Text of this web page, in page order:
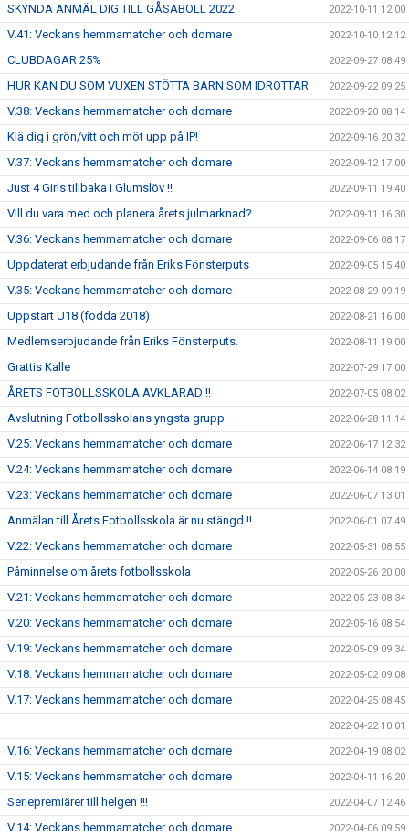
SKYNDA ANMÄL DIG TILL GÅSABOLL 2022 2022-10-11 12:00
V.41: Veckans hemmamatcher och domare 2022-10-10 12:12
CLUBDAGAR 25% 2022-09-27 08:49
HUR KAN DU SOM VUXEN STÖTTA BARN SOM IDROTTAR 2022-09-22 09:25
V.38: Veckans hemmamatcher och domare 2022-09-20 08:14
Klä dig i grön/vitt och möt upp på IP! 2022-09-16 20:32
V.37: Veckans hemmamatcher och domare 2022-09-12 17:00
Just 4 Girls tillbaka i Glumslöv !! 2022-09-11 19:40
Vill du vara med och planera årets julmarknad? 2022-09-11 16:30
V.36: Veckans hemmamatcher och domare 2022-09-06 08:17
Uppdaterat erbjudande från Eriks Fönsterputs 2022-09-05 15:40
V.35: Veckans hemmamatcher och domare 2022-08-29 09:19
Uppstart U18 (födda 2018) 2022-08-21 16:00
Medlemserbjudande från Eriks Fönsterputs. 2022-08-11 19:00
Grattis Kalle 2022-07-29 17:00
ÅRETS FOTBOLLSSKOLA AVKLARAD !! 2022-07-05 08:02
Avslutning Fotbollsskolans yngsta grupp 2022-06-28 11:14
V.25: Veckans hemmamatcher och domare 2022-06-17 12:32
V.24: Veckans hemmamatcher och domare 2022-06-14 08:19
V.23: Veckans hemmamatcher och domare 2022-06-07 13:01
Anmälan till Årets Fotbollsskola är nu stängd !! 2022-06-01 07:49
V.22: Veckans hemmamatcher och domare 2022-05-31 08:55
Påminnelse om årets fotbollsskola 2022-05-26 20:00
V.21: Veckans hemmamatcher och domare 2022-05-23 08:34
V.20: Veckans hemmamatcher och domare 2022-05-16 08:54
V.19: Veckans hemmamatcher och domare 2022-05-09 09:34
V.18: Veckans hemmamatcher och domare 2022-05-02 09:08
V.17: Veckans hemmamatcher och domare 2022-04-25 08:45
2022-04-22 10:01
V.16: Veckans hemmamatcher och domare 2022-04-19 08:02
V.15: Veckans hemmamatcher och domare 2022-04-11 16:20
Seriepremiärer till helgen !!! 2022-04-07 12:46
V.14: Veckans hemmamatcher och domare 2022-04-06 09:59